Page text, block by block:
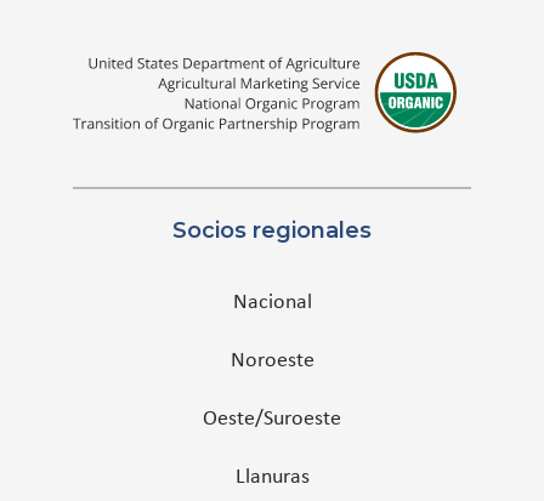
Socios regionales
Nacional
Noroeste
Oeste/Suroeste
Llanuras